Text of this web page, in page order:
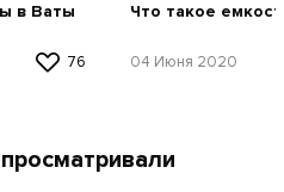
в Ваты
76
Что такое
04 Июня 2020